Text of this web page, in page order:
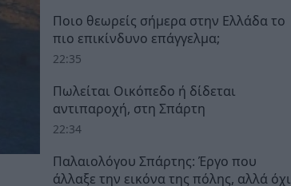
Ποιο θεωρείς σήμερα στην Ελλάδα το
πιο επικίνδυνο επάγγελμα;
22:35
Πωλείται Οικόπεδο ή δίδεται
αντιπαροχή, στη Σπάρτη
22:34
Παλαιολόγου Σπάρτης: Έργο που
άλλαξε την εικόνα της πόλης, αλλά όχι